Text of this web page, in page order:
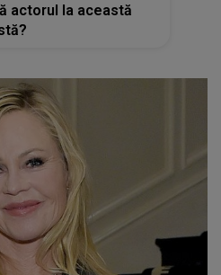
actorul la această